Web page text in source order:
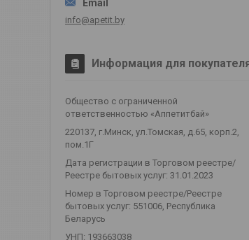
info@apetit.by
Информация для
Общество с ограниченной
ответственностью «Аппетитбай»
220137, г.Минск, ул.Томская, д.65, корп.2,
пом.1Г
Дата регистрации в Торговом реестре/
Реестре бытовых услуг: 31.01.2023
Номер в Торговом реестре/Реестре
бытовых услуг: 551006, Республика
Беларусь
УНП: 193663038